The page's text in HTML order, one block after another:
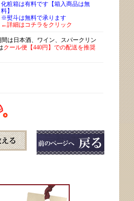
化粧箱は有料です【箱入商品は無
料】
※熨斗は無料で承ります
←詳細はコチラをクリック
は日本酒、ワイン、スパークリン
クール便【440円】での配送を推奨